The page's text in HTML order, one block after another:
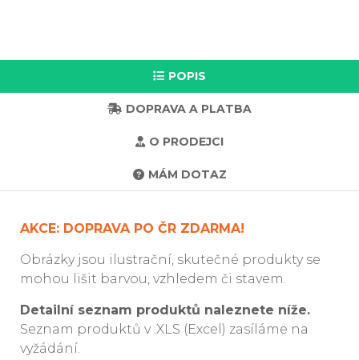
POPIS
DOPRAVA A PLATBA
O PRODEJCI
MÁM DOTAZ
AKCE: DOPRAVA PO ČR ZDARMA!
Obrázky jsou ilustrační, skutečné produkty se
mohou lišit barvou, vzhledem či stavem.
Detailní seznam produktů naleznete níže.
Seznam produktů v .XLS (Excel) zasíláme na
vyžádání.